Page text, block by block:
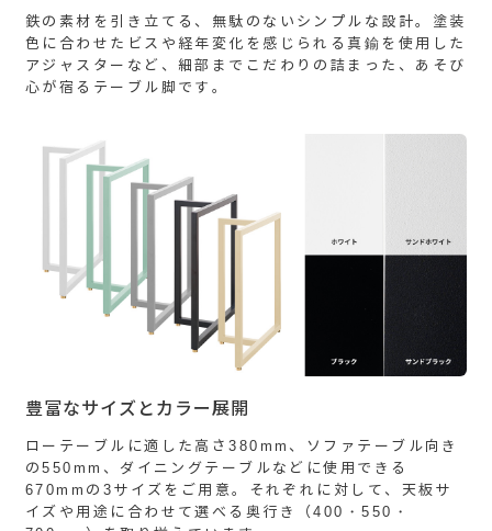
鉄の素材を引き立てる、無駄のないシンプルな設計。塗装
色に合わせたビスや経年変化を感じられる真鍮を使用した
アジャスターなど、細部までこだわりの詰まった、あそび
心が宿るテーブル脚です。
豊富なサイズとカラー展開
ローテーブルに適した高さ380mm、ソファテーブル向き
の550mm、ダイニングテーブルなどに使用できる
670mmの3サイズをご用意。それぞれに対して、天板サ
イズや用途に合わせて選べる奥行き（400・550・